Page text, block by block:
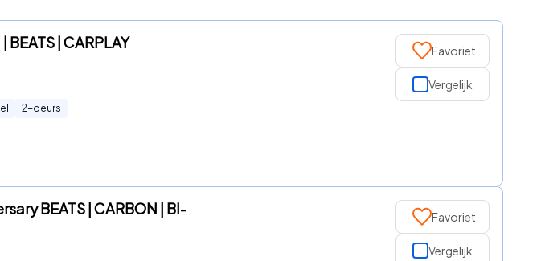
| CARPLAY
2-deurs
Favoriet
Vergelijk
BEATS | CARBON | BI- Favoriet
Vergelijk